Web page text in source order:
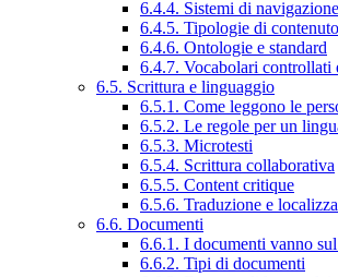
6.4.4. Sistemi di navigazione
6.4.5. Tipologie di
6.4.6. Ontologie e standard
6.4.7. Vocabolari controllati
6.5. Scrittura e linguaggio
6.5.1. Come leggono le
6.5.2. Le regole per un
6.5.3. Microtesti
6.5.4. Scrittura collaborativa
6.5.5. Content critique
6.5.6. Traduzione e
6.6. Documenti
6.6.1. I documenti vanno
6.6.2. Tipi di documenti